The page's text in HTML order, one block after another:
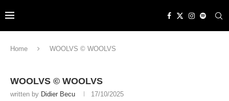
Home WOOLVS © WOOLVS
WOOLVS © WOOLVS
written by Didier Becu 17/10/2025